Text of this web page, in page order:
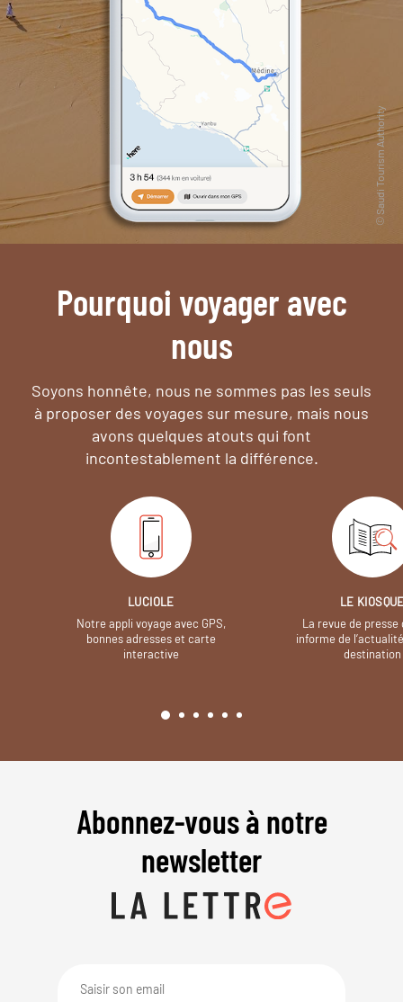
Pourquoi voyager avec
nous
Soyons honnête, nous ne sommes pas les seuls
à proposer des voyages sur mesure, mais nous
avons quelques atouts qui font
incontestablement la différence.
LUCIOLE
Notre appli voyage avec GPS,
bonnes adresses et carte
interactive
LE
La revue de presse
informe de
destination
Abonnez-vous à notre
newsletter